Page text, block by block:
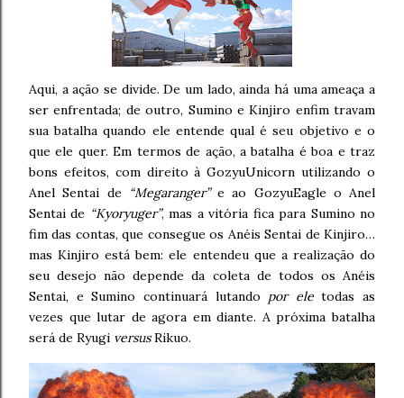
Aqui, a ação se divide. De um lado, ainda há uma ameaça a
ser enfrentada; de outro, Sumino e Kinjiro enfim travam
sua batalha quando ele entende qual é seu objetivo e o
que ele quer. Em termos de ação, a batalha é boa e traz
bons efeitos, com direito à GozyuUnicorn utilizando o
Anel Sentai de “Megaranger”e ao GozyuEagle o Anel
Sentai de “Kyoryuger”, mas a vitória fica para Sumino no
fim das contas, que consegue os Anéis Sentai de Kinjiro…
mas Kinjiro está bem: ele entendeu que a realização do
seu desejo não depende da coleta de todos os Anéis
Sentai, e Sumino continuará lutando por eletodas as
vezes que lutar de agora em diante. A próxima batalha
será de Ryugi versusRikuo.